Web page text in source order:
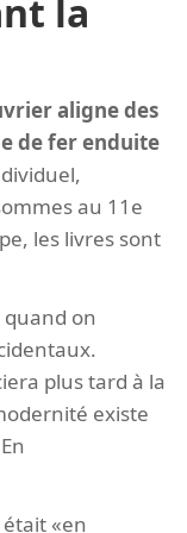
la
aligne des
de fer enduite
au 11e
les livres sont
on
plus tard à la
existe
«en